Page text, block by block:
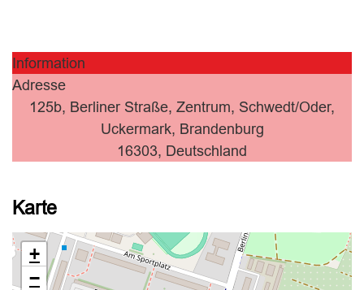
Information
Adresse
125b, Berliner Straße, Zentrum, Schwedt/Oder,
Uckermark, Brandenburg
16303, Deutschland
Karte
+
−